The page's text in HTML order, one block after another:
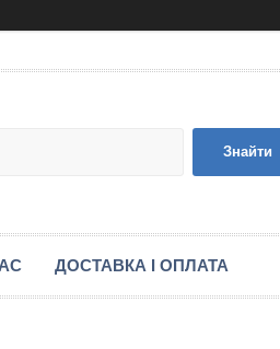
Знайти
ДОСТАВКА І ОПЛАТА